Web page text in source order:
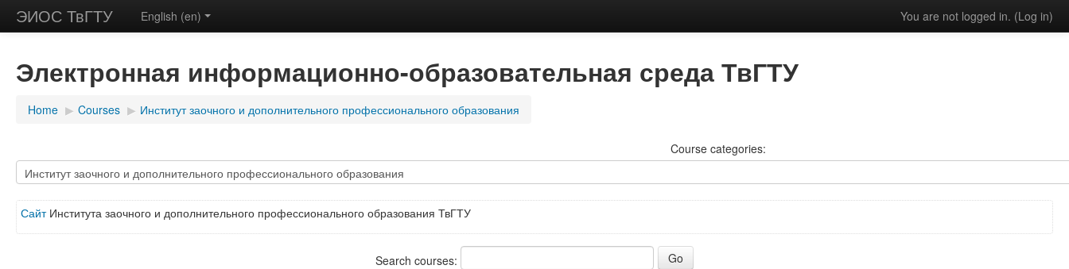
ЭИОС ТвГТУ You are not logged in. (Log in)
English (en)
Электронная информационно-образовательная среда ТвГТУ
Home ▶ Courses ▶ Институт заочного и дополнительного профессионального образования
Course categories:
СайтИнститута заочного и дополнительного профессионального образования ТвГТУ
Search courses: